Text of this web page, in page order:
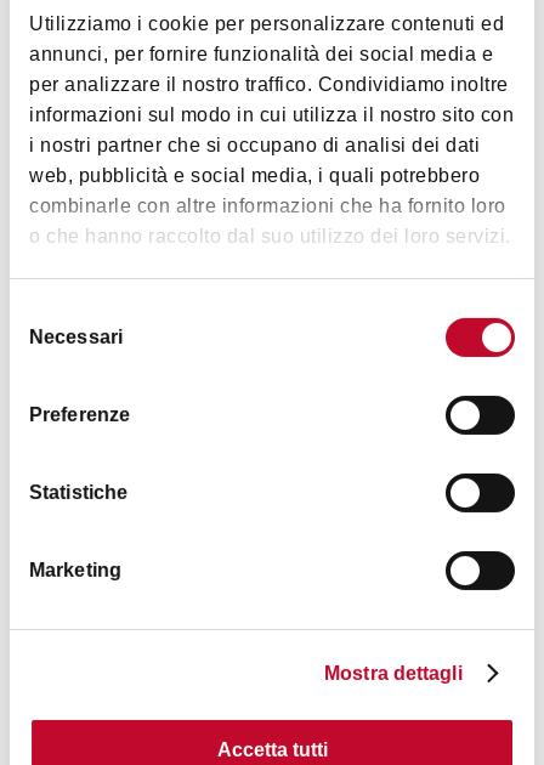
Utilizziamo i cookie per personalizzare contenuti ed
annunci, per fornire funzionalità dei social media e
per analizzare il nostro traffico. Condividiamo inoltre
informazioni sul modo in cui utilizza il nostro sito con
i nostri partner che si occupano di analisi dei dati
web, pubblicità e social media, i quali potrebbero
combinarle con altre informazioni che ha fornito loro
o che hanno raccolto dal suo utilizzo dei loro servizi.
delNecessari
Preferenze
Statistiche
Marketing
Mostra dettagli
Accetta tutti
了解到水利是如何将以前的博洛尼亚推上意
大利纺织业龙头位置的。
最早的史料记载了1191年关于Reno运河的
故事：一群博洛尼亚人在河道上建了一圈木
篱笆。在篱笆里面他们挖掘了一条通往博洛
尼亚的运河，这条运河向磨坊、工厂提供水
利能源，向纳维莱运河也注入了水源。
Chiusa公园，
。享受一下自然的静谧能让你
Comune di Bologna